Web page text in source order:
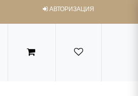
АВТОРИЗАЦИЯ